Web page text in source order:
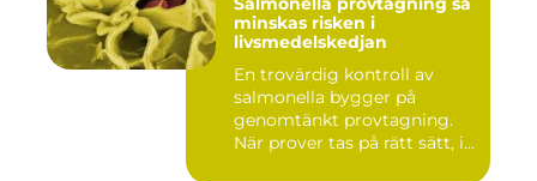
minskas risken i
livsmedelskedjan
En trovärdig kontroll av
salmonella bygger på
genomtänkt provtagning.
När prover tas på rätt sätt, i...